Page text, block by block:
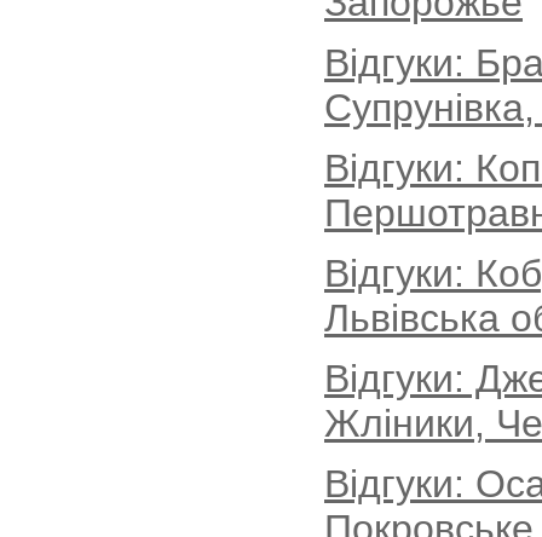
Відгуки:
Відгуки:
Відгуки:
Львівська
Відгуки:
Жліники,
Відгуки: